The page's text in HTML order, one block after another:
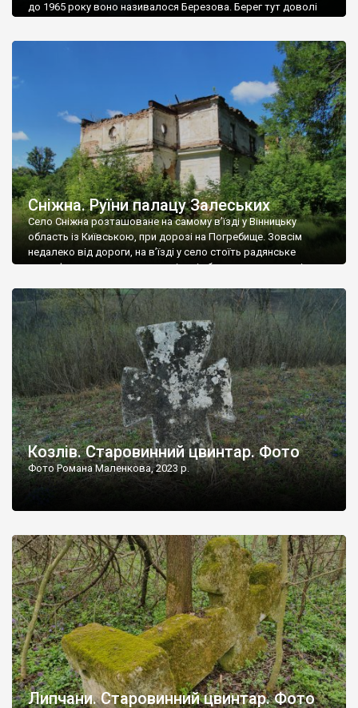
до 1965 року воно називалося Березова. Берег тут доволі
Наддністрянське відрізняється від більшості навколишніх
сіл. У селі є мурована Михайлівська церква. Точної дати […]
Сніжна. Руїни палацу Залеських
Село Сніжна розташоване на самому в’їзді у Вінницьку
область із Київською, при дорозі на Погребище. Зовсім
недалеко від дороги, на в’їзді у село стоїть радянське
рельєфне пано, яке показує жінку і яблуню, а трохи далі, десь
не видно, але видно дві стареньких колії у траві – […]
Козлів. Старовинний цвинтар. Фото
Фото Романа Маленкова, 2023 р.
Липчани. Старовинний цвинтар. Фото